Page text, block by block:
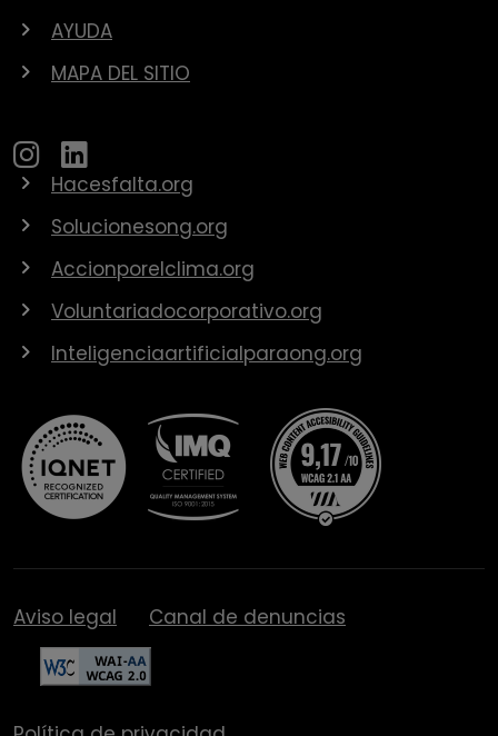
AYUDA
MAPA DEL SITIO
Hacesfalta.org
Solucionesong.org
Accionporelclima.org
Voluntariadocorporativo.org
Inteligenciaartificialparaong.org
Aviso legal Canal de denuncias